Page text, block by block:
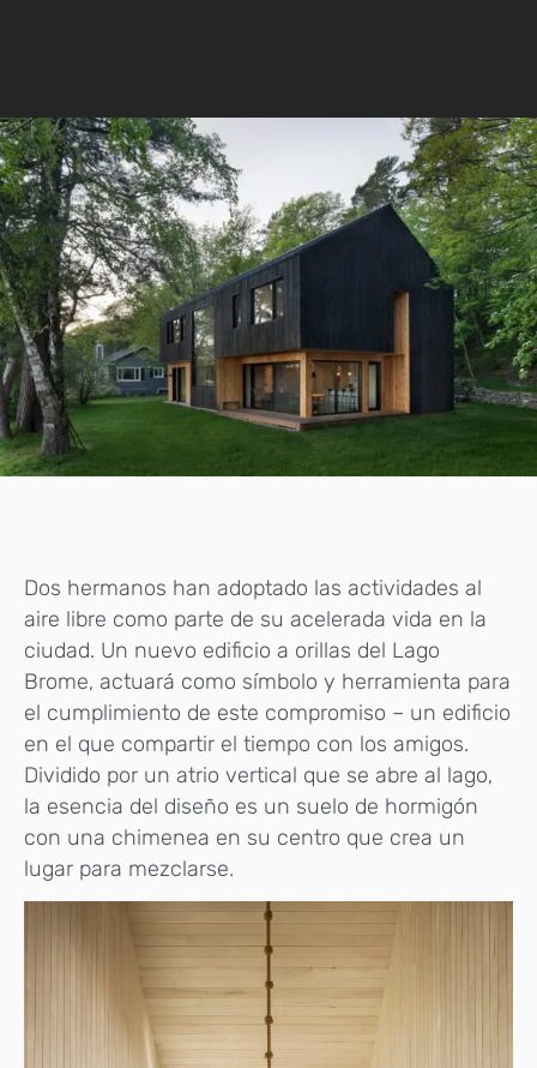
Dos hermanos han adoptado las actividades al
aire libre como parte de su acelerada vida en la
ciudad. Un nuevo edificio a orillas del Lago
Brome, actuará como símbolo y herramienta para
el cumplimiento de este compromiso – un edificio
en el que compartir el tiempo con los amigos.
Dividido por un atrio vertical que se abre al lago,
la esencia del diseño es un suelo de hormigón
con una chimenea en su centro que crea un
lugar para mezclarse.